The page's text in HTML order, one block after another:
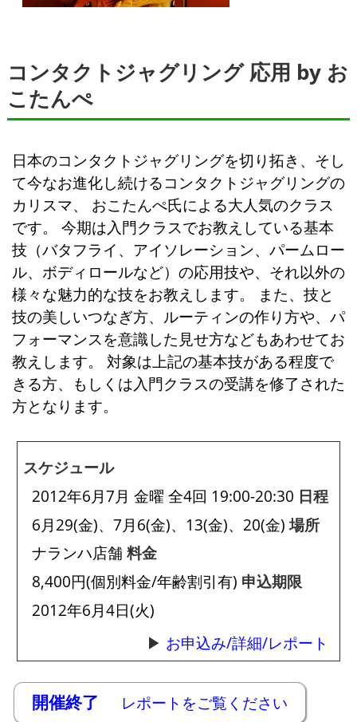
コンタクトジャグリング 応用 by お
こたんぺ
日本のコンタクトジャグリングを切り拓き、そし
て今なお進化し続けるコンタクトジャグリングの
カリスマ、 おこたんぺ氏による大人気のクラス
です。 今期は入門クラスでお教えしている基本
技（バタフライ、アイソレーション、パームロー
ル、ボディロールなど）の応用技や、それ以外の
様々な魅力的な技をお教えします。 また、技と
技の美しいつなぎ方、ルーティンの作り方や、パ
フォーマンスを意識した見せ方などもあわせてお
教えします。 対象は上記の基本技がある程度で
きる方、もしくは入門クラスの受講を修了された
方となります。
スケジュール
2012年6月7月 金曜 全4回 19:00-20:30 日程
6月29(金)、7月6(金)、13(金)、20(金) 場所
ナランハ店舗 料金
8,400円(個別料金/年齢割引有) 申込期限
2012年6月4日(火)
お申込み/詳細/レポート
開催終了 レポートをご覧ください